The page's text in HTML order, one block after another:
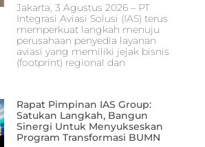
Jakarta, 3 Agustus 2026 – PT
Integrasi Aviasi Solusi (IAS) terus
memperkuat langkah menuju
perusahaan penyedia layanan
aviasi yang memiliki jejak bisnis
(footprint) regional dan
Rapat Pimpinan IAS Group:
Satukan Langkah, Bangun
Sinergi Untuk Menyukseskan
Program Transformasi BUMN